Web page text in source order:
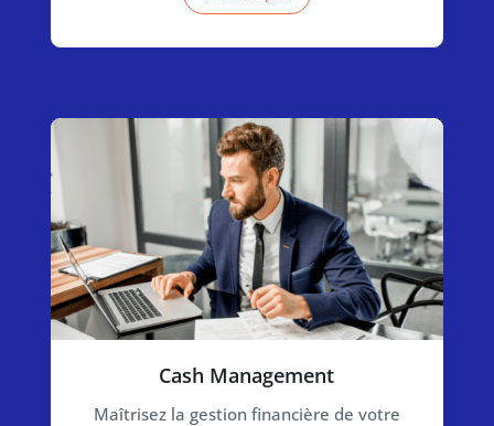
Cash Management
Maîtrisez la gestion financière de votre